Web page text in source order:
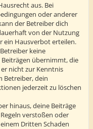
aus. Bei
oder anderer
der Betreiber dich
von der Nutzung
ein Hausverbot erteilen.
keine
übernimmt, die
nicht zur Kenntnis
Betreiber, dein
jederzeit zu löschen
hinaus, deine Beiträge
verstoßen oder
Dritten Schaden